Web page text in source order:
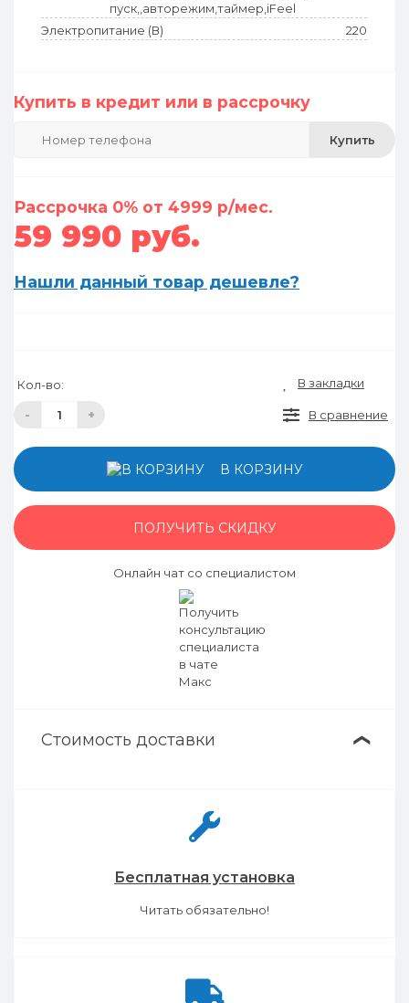
пуск,,авторежим,таймер,iFeel
Электропитание (В)
220
Купить в кредит или в рассрочку
Купить
Рассрочка 0% от 4999 р/мес.
59 990 руб.
Нашли данный товар дешевле?
Кол-во:
- +
В закладки
В сравнение
В КОРЗИНУ
ПОЛУЧИТЬ СКИДКУ
Онлайн чат со специалистом
Стоимость доставки ❯
Бесплатная установка
Читать обязательно!